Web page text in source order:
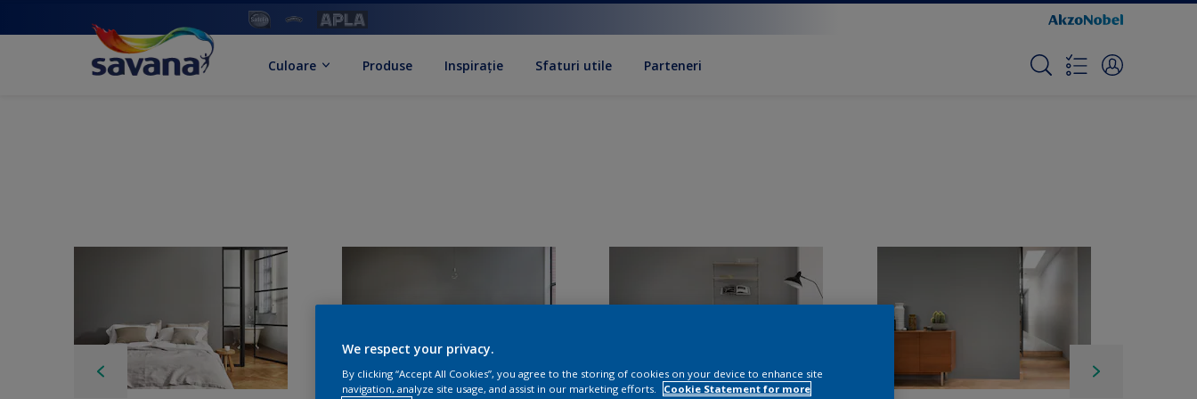
Culoare Produse Inspirație Sfaturi utile Parteneri
We respect your privacy.
By clicking “Accept All Cookies”, you agree to the storing of cookies on your device to enhance site
navigation, analyze site usage, and assist in our marketing efforts.
Cookie Statement for more